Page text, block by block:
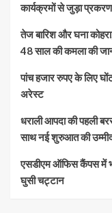
कार्यक्रमों से जुड़ा
तेज बारिश और घना
48 साल की कमला की
पांच हजार रुपए के लिए घोंट
अरेस्ट
धराली आपदा की पहली
साथ नई शुरुआत की
एसडीएम ऑफिस कैंपस में
घुसी चट्टान